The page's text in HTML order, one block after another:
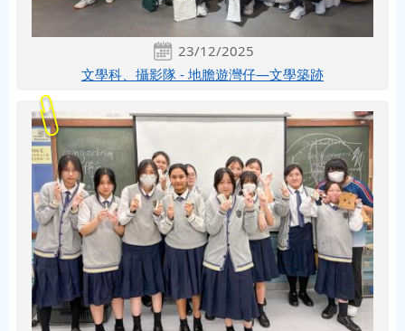
23/12/2025
文學科、攝影隊 - 地膽遊灣仔—文學築跡